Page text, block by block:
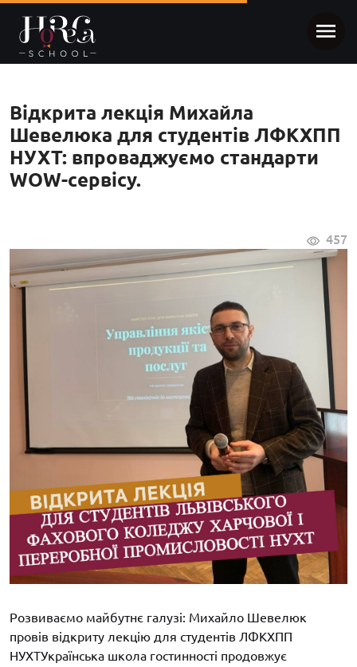
Відкрита лекція Михайла
Шевелюка для студентів ЛФКХПП
НУХТ: впроваджуємо стандарти
WOW-сервісу.
457
Розвиваємо майбутнє галузі: Михайло Шевелюк
провів відкриту лекцію для студентів ЛФКХПП
НУХТУкраїнська школа гостинності продовжує